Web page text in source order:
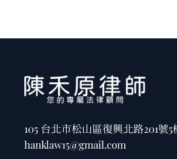
105 台北市松山區復興北路201號5
hanklaw15@gmail.com